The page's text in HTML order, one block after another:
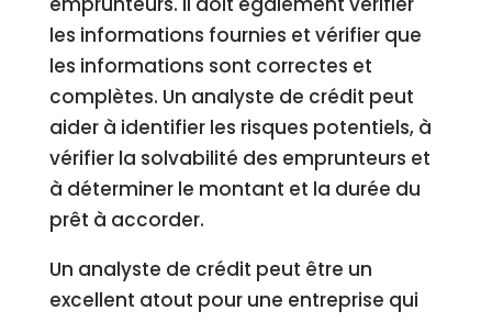
les informations fournies et vérifier que
les informations sont correctes et
complètes. Un analyste de crédit peut
aider à identifier les risques potentiels, à
vérifier la solvabilité des emprunteurs et
à déterminer le montant et la durée du
prêt à accorder.
Un analyste de crédit peut être un
excellent atout pour une entreprise qui